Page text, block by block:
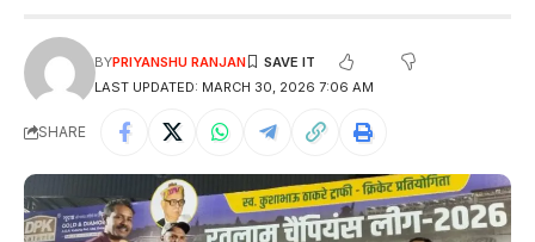
LAST UPDATED: MARCH 30, 2026 7:06 AM
BYPRIYANSHU RANJAN
SHARE